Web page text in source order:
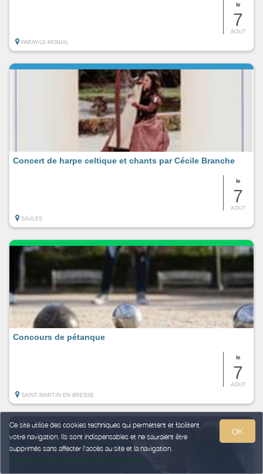
Ce site utilise des cookies techniques qui permettent et facilitent
votre navigation. Ils sont indispensables et ne sauraient être
supprimés sans affecter l’accès au site et la navigation.
Gestion des cookies et données personnelles
OK
le
7
AOUT
PARAY-LE-MONIAL
le
7
AOUT
Concert de harpe celtique et chants par Cécile Branche
SAULES
le
7
AOUT
Concours de pétanque
SAINT-MARTIN-EN-BRESSE